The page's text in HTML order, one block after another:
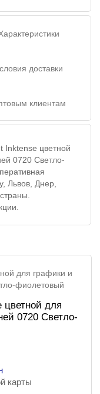
доставки
клиентам
Inktense цветной
0720 Светло-
Львов, Днер,
цветной для
0720 Светло-
карты